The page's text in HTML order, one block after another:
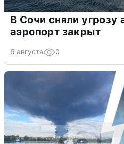
В Сочи сняли угрозу
аэропорт закрыт
6 августа 0